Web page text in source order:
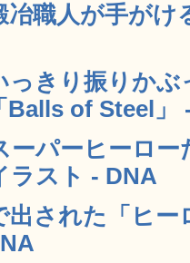
冶職人が手が
っきり振りか
Balls of Steel」
ーパーヒーロ
スト - DNA
出された「ヒ